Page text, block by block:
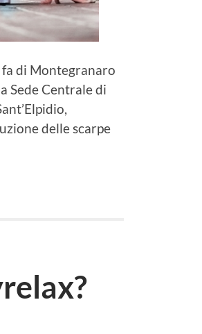
di Montegranaro
Sede Centrale di
delle scarpe